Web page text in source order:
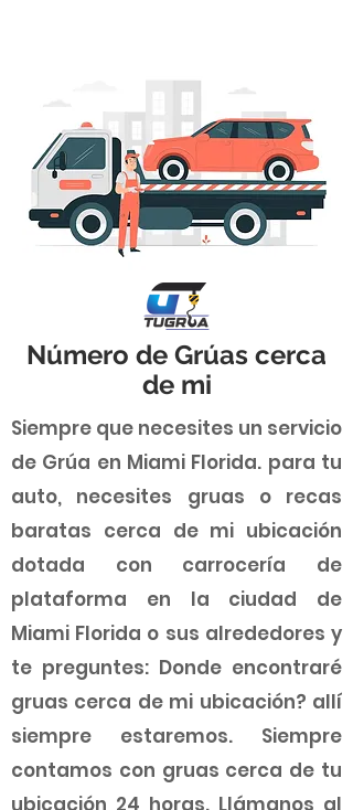
Número de Grúas cerca
de mi
Siempre que necesites un servicio
de Grúa en Miami Florida. para tu
auto, necesites gruas o recas
baratas cerca de mi ubicación
dotada con carrocería de
plataforma en la ciudad de
Miami Florida o sus alrededores y
te preguntes: Donde encontraré
gruas cerca de mi ubicación? allí
siempre estaremos. Siempre
contamos con gruas cerca de tu
ubicación 24 horas. Llámanos al